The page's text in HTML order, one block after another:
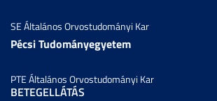
SE Általános Orvostudományi Kar
Pécsi Tudományegyetem
PTE Általános Orvostudományi Kar
BETEGELLÁTÁS